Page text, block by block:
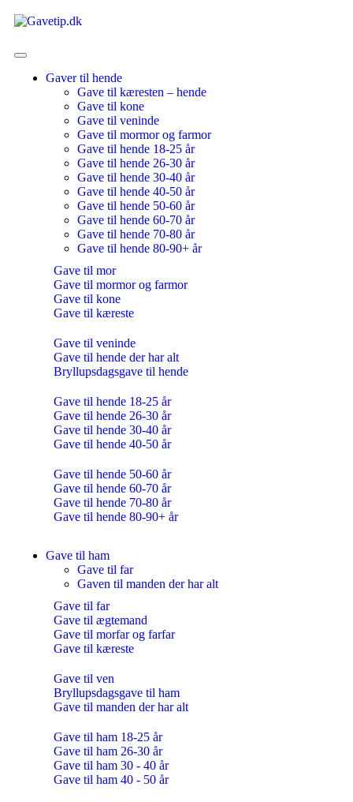
Gaver til hende
Gave til kæresten – hende
Gave til kone
Gave til veninde
Gave til mormor og farmor
Gave til hende 18-25 år
Gave til hende 26-30 år
Gave til hende 30-40 år
Gave til hende 40-50 år
Gave til hende 50-60 år
Gave til hende 60-70 år
Gave til hende 70-80 år
Gave til hende 80-90+ år
Gave til mor
Gave til mormor og farmor
Gave til kone
Gave til kæreste
Gave til veninde
Gave til hende der har alt
Bryllupsdagsgave til hende
Gave til hende 18-25 år
Gave til hende 26-30 år
Gave til hende 30-40 år
Gave til hende 40-50 år
Gave til hende 50-60 år
Gave til hende 60-70 år
Gave til hende 70-80 år
Gave til hende 80-90+ år
Gave til ham
Gave til far
Gaven til manden der har alt
Gave til far
Gave til ægtemand
Gave til morfar og farfar
Gave til kæreste
Gave til ven
Bryllupsdagsgave til ham
Gave til manden der har alt
Gave til ham 18-25 år
Gave til ham 26-30 år
Gave til ham 30 - 40 år
Gave til ham 40 - 50 år